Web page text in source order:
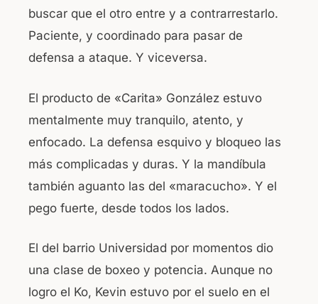
buscar que el otro entre y a contrarrestarlo.
Paciente, y coordinado para pasar de
defensa a ataque. Y viceversa.
El producto de «Carita» González estuvo
mentalmente muy tranquilo, atento, y
enfocado. La defensa esquivo y bloqueo las
más complicadas y duras. Y la mandíbula
también aguanto las del «maracucho». Y el
pego fuerte, desde todos los lados.
El del barrio Universidad por momentos dio
una clase de boxeo y potencia. Aunque no
logro el Ko, Kevin estuvo por el suelo en el